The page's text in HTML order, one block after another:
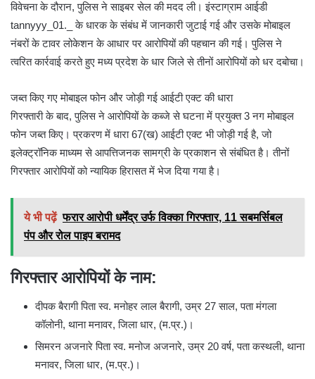
विवेचना के दौरान, पुलिस ने साइबर सेल की मदद ली। इंस्टाग्राम आईडी
tannyyy_01._ के धारक के संबंध में जानकारी जुटाई गई और उसके मोबाइल
नंबरों के टावर लोकेशन के आधार पर आरोपियों की पहचान की गई। पुलिस ने
त्वरित कार्रवाई करते हुए मध्य प्रदेश के धार जिले से तीनों आरोपियों को धर दबोचा।
जब्त किए गए मोबाइल फोन और जोड़ी गई आईटी एक्ट की धारा
गिरफ्तारी के बाद, पुलिस ने आरोपियों के कब्जे से घटना में प्रयुक्त 3 नग मोबाइल
फोन जब्त किए। प्रकरण में धारा 67(ख) आईटी एक्ट भी जोड़ी गई है, जो
इलेक्ट्रॉनिक माध्यम से आपत्तिजनक सामग्री के प्रकाशन से संबंधित है। तीनों
गिरफ्तार आरोपियों को न्यायिक हिरासत में भेज दिया गया है।
ये भी पढ़ें फरार आरोपी धर्मेंद्र उर्फ विक्का गिरफ्तार, 11 सबमर्सिबल
पंप और रोल पाइप बरामद
गिरफ्तार आरोपियों के नाम:
दीपक बैरागी पिता स्व. मनोहर लाल बैरागी, उम्र 27 साल, पता मंगला
कॉलोनी, थाना मनावर, जिला धार, (म.प्र.)।
सिमरन अजनारे पिता स्व. मनोज अजनारे, उम्र 20 वर्ष, पता कस्थली, थाना
मनावर, जिला धार, (म.प्र.)।